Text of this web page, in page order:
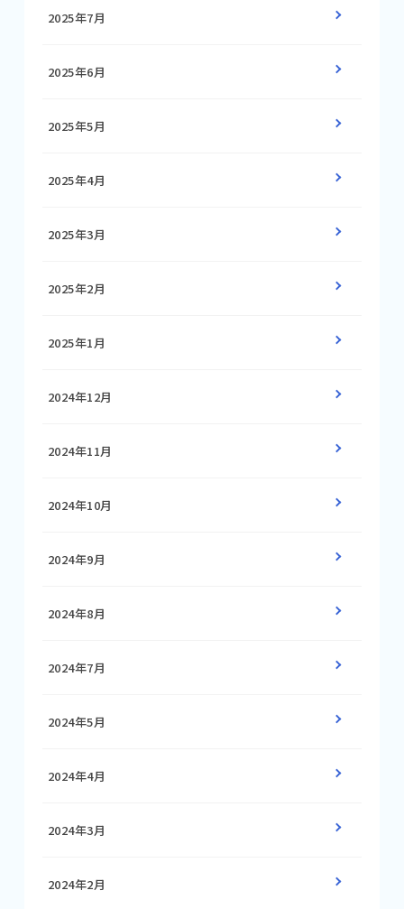
2025年7月
2025年6月
2025年5月
2025年4月
2025年3月
2025年2月
2025年1月
2024年12月
2024年11月
2024年10月
2024年9月
2024年8月
2024年7月
2024年5月
2024年4月
2024年3月
2024年2月